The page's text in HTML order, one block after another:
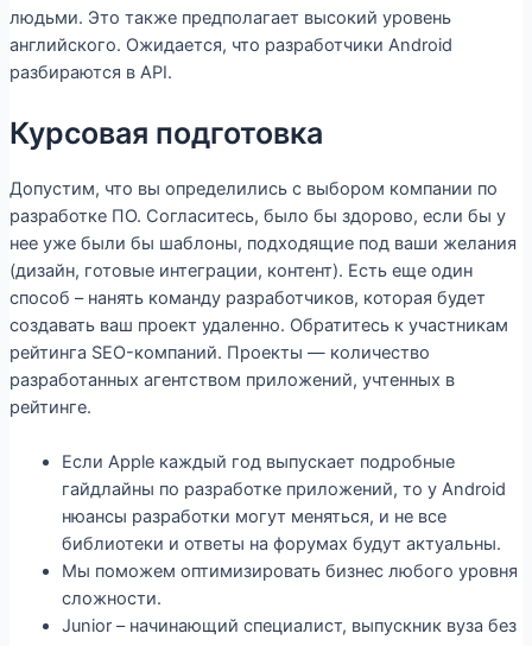
людьми. Это также предполагает высокий уровень
английского. Ожидается, что разработчики Android
разбираются в API.
Курсовая подготовка
Допустим, что вы определились с выбором компании по
разработке ПО. Согласитесь, было бы здорово, если бы у
нее уже были бы шаблоны, подходящие под ваши желания
(дизайн, готовые интеграции, контент). Есть еще один
способ – нанять команду разработчиков, которая будет
создавать ваш проект удаленно. Обратитесь к участникам
рейтинга SEO-компаний. Проекты — количество
разработанных агентством приложений, учтенных в
рейтинге.
Если Apple каждый год выпускает подробные
гайдлайны по разработке приложений, то у Android
нюансы разработки могут меняться, и не все
библиотеки и ответы на форумах будут актуальны.
Мы поможем оптимизировать бизнес любого уровня
сложности.
Junior – начинающий специалист, выпускник вуза без